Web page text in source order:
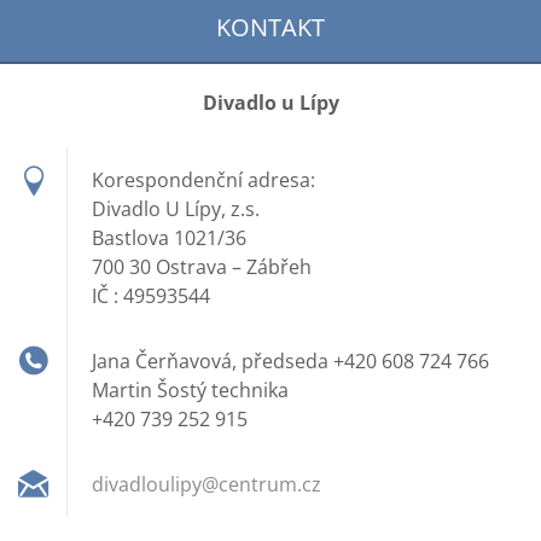
KONTAKT
Divadlo u Lípy
Korespondenční adresa:
Divadlo U Lípy, z.s.
Bastlova 1021/36
700 30 Ostrava – Zábřeh
IČ : 49593544
Jana Čerňavová, předseda +420 608 724 766
Martin Šostý technika
+420 739 252 915
divadloulipy@centrum.cz